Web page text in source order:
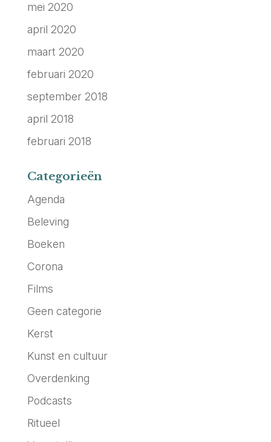
mei 2020
april 2020
maart 2020
februari 2020
september 2018
april 2018
februari 2018
Categorieën
Agenda
Beleving
Boeken
Corona
Films
Geen categorie
Kerst
Kunst en cultuur
Overdenking
Podcasts
Ritueel